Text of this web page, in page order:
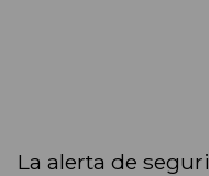
La alerta de